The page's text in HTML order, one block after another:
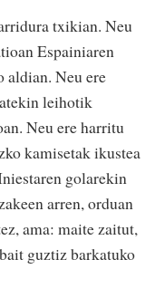
txikian. Neu
Espainiaren
aldian. Neu ere
leihotik
Neu ere harritu
kamisetak ikustea
golarekin
arren, orduan
ama: maite zaitut,
guztiz barkatuko